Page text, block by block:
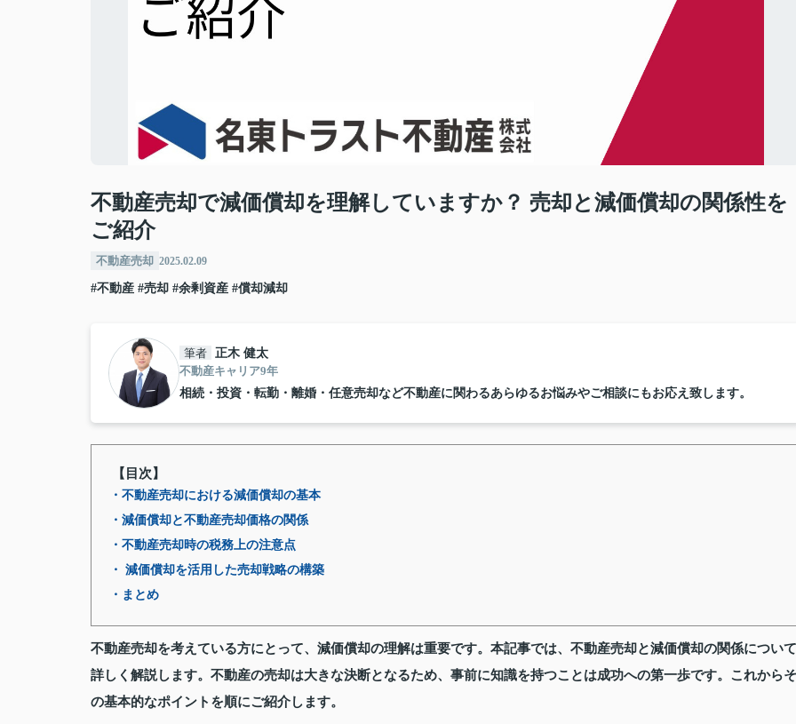
不動産売却で減価償却を理解していますか？ 売却と減価償却の関係性を
ご紹介
不動産売却 2025.02.09
#不動産 #売却 #余剰資産 #償却減却
筆者 正木 健太
不動産キャリア9年
相続・投資・転勤・離婚・任意売却など不動産に関わるあらゆるお悩みやご相談にもお応え致します。
【目次】
・不動産売却における減価償却の基本
・減価償却と不動産売却価格の関係
・不動産売却時の税務上の注意点
・ 減価償却を活用した売却戦略の構築
・まとめ
不動産売却を考えている方にとって、減価償却の理解は重要です。本記事では、不動産売却と減価償却の関係について
詳しく解説します。不動産の売却は大きな決断となるため、事前に知識を持つことは成功への第一歩です。これからそ
の基本的なポイントを順にご紹介します。